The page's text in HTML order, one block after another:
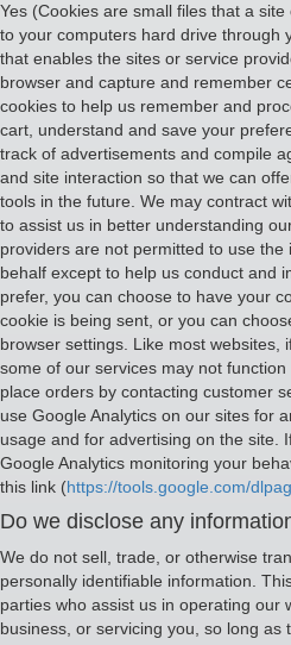
Yes (Cookies are small files that a
to your computers hard drive through
that enables the sites or service
browser and capture and remember
cookies to help us remember and
cart, understand and save your
track of advertisements and compile
and site interaction so that we can
tools in the future. We may contract
to assist us in better understanding
providers are not permitted to use
behalf except to help us conduct and
prefer, you can choose to have your
cookie is being sent, or you can
browser settings. Like most websites,
some of our services may not
place orders by contacting customer
use Google Analytics on our sites for
usage and for advertising on the site.
Google Analytics monitoring your
this link (https://tools.google.com/
Do we disclose any
We do not sell, trade, or otherwise
personally identifiable information.
parties who assist us in operating our
business, or servicing you, so long